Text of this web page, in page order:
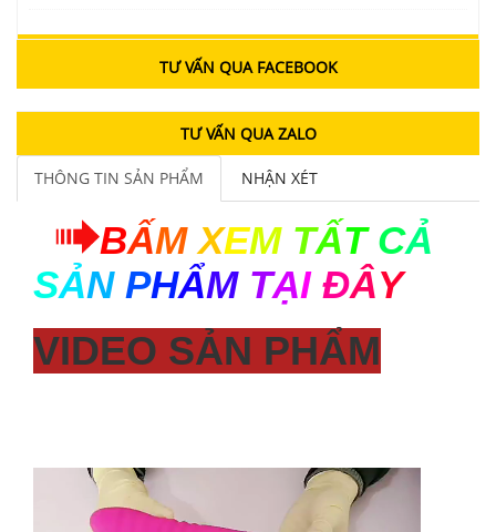
TƯ VẤN QUA FACEBOOK
TƯ VẤN QUA ZALO
THÔNG TIN SẢN PHẨM NHẬN XÉT
BẤM XEM TẤT CẢ
SẢN PHẨM TẠI ĐÂY
VIDEO SẢN PHẨM